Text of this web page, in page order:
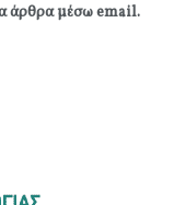
άρθρα μέσω email.